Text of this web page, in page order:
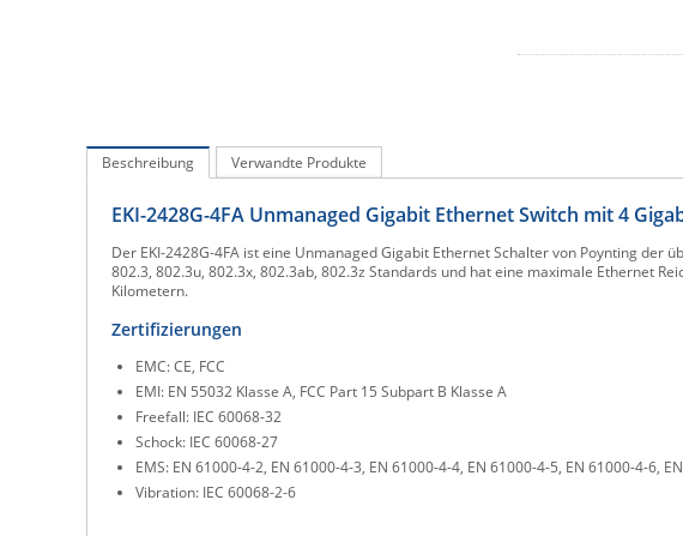
Beschreibung Verwandte Produkte
EKI-2428G-4FA Unmanaged Gigabit Ethernet Switch mit 4
Der EKI-2428G-4FA ist eine Unmanaged Gigabit Ethernet Schalter von Poynting der
802.3, 802.3u, 802.3x, 802.3ab, 802.3z Standards und hat eine maximale Ethernet
Kilometern.
Zertifizierungen
EMC: CE, FCC
EMI: EN 55032 Klasse A, FCC Part 15 Subpart B Klasse A
Freefall: IEC 60068-32
Schock: IEC 60068-27
EMS: EN 61000-4-2, EN 61000-4-3, EN 61000-4-4, EN 61000-4-5, EN 61000-4-6,
Vibration: IEC 60068-2-6